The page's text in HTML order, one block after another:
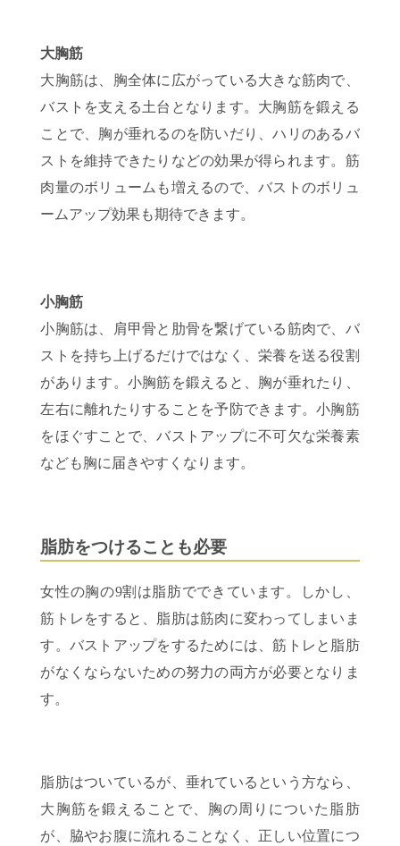
大胸筋
大胸筋は、胸全体に広がっている大きな筋肉で、
バストを支える土台となります。大胸筋を鍛える
ことで、胸が垂れるのを防いだり、ハリのあるバ
ストを維持できたりなどの効果が得られます。筋
肉量のボリュームも増えるので、バストのボリュ
ームアップ効果も期待できます。
小胸筋
小胸筋は、肩甲骨と肋骨を繋げている筋肉で、バ
ストを持ち上げるだけではなく、栄養を送る役割
があります。小胸筋を鍛えると、胸が垂れたり、
左右に離れたりすることを予防できます。小胸筋
をほぐすことで、バストアップに不可欠な栄養素
なども胸に届きやすくなります。
脂肪をつけることも必要
女性の胸の9割は脂肪でできています。しかし、
筋トレをすると、脂肪は筋肉に変わってしまいま
す。バストアップをするためには、筋トレと脂肪
がなくならないための努力の両方が必要となりま
す。
脂肪はついているが、垂れているという方なら、
大胸筋を鍛えることで、胸の周りについた脂肪
が、脇やお腹に流れることなく、正しい位置につ